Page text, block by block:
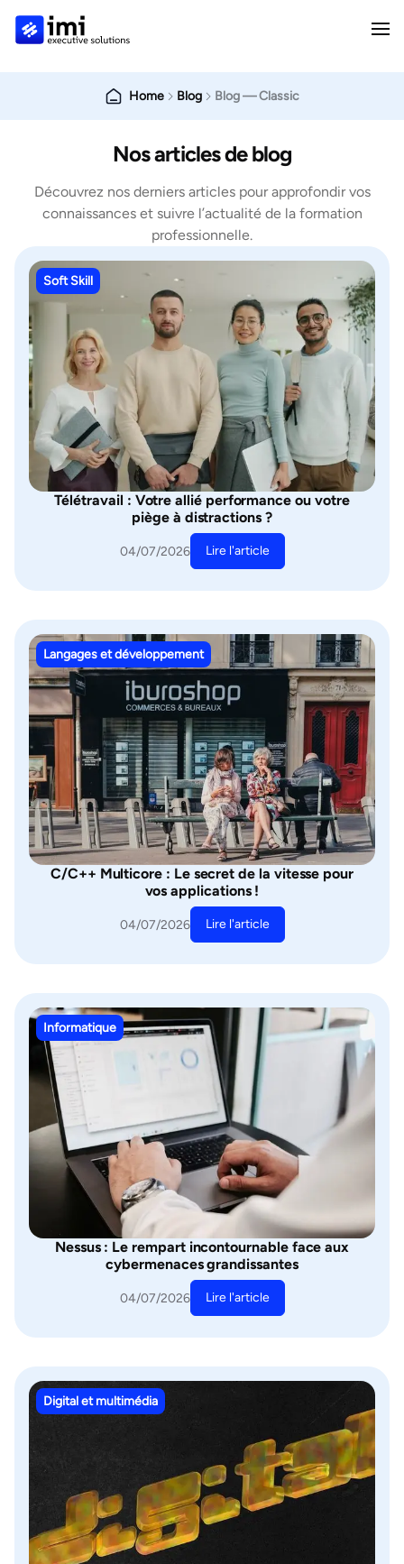
Home Blog Blog — Classic
Nos articles de blog
Découvrez nos derniers articles pour approfondir vos
connaissances et suivre l’actualité de la formation
professionnelle.
Soft Skill
Télétravail : Votre allié performance ou votre
piège à distractions ?
04/07/2026 Lire l'article
Langages et développement
C/C++ Multicore : Le secret de la vitesse pour
vos applications !
04/07/2026 Lire l'article
Informatique
Nessus : Le rempart incontournable face aux
cybermenaces grandissantes
04/07/2026 Lire l'article
Digital et multimédia